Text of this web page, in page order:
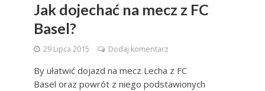
Jak dojechać na mecz z FC
Basel?
29 Lipca 2015 Dodaj komentarz
By ułatwić dojazd na mecz Lecha z FC
Basel oraz powrót z niego podstawionych